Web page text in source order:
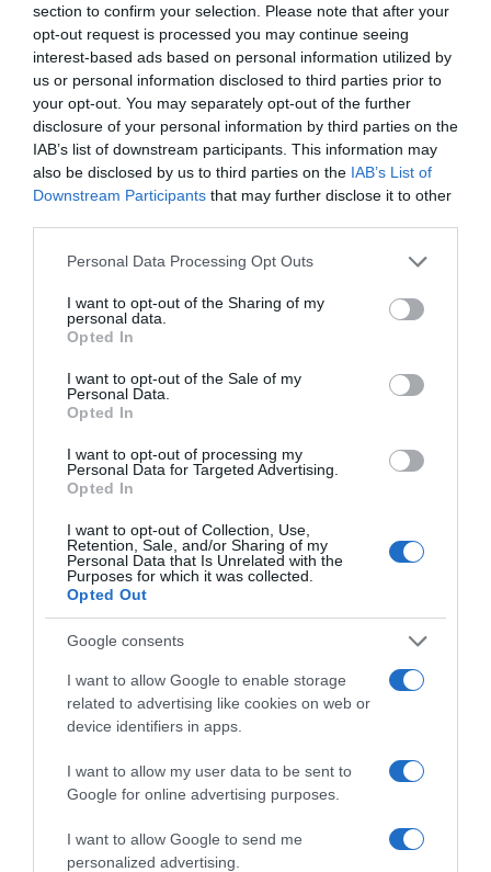
section to confirm your selection. Please note that after your
opt-out request is processed you may continue seeing
interest-based ads based on personal information utilized by
us or personal information disclosed to third parties prior to
your opt-out. You may separately opt-out of the further
disclosure of your personal information by third parties on the
IAB’s list of downstream participants. This information may
also be disclosed by us to third parties on the IAB’s List of
Downstream Participants that may further disclose it to other
Please note that this website/app uses one or more Google
not limited to your visit or usage behaviour. You may click to
grant or deny consent to Google and its third-party tags to
use your data for below specified purposes in below Google
consent section.
Personal Data Processing Opt Outs
I want to opt-out of the Sharing of my
personal data.
Opted In
I want to opt-out of the Sale of my
Personal Data.
Opted In
I want to opt-out of processing my
Personal Data for Targeted Advertising.
Opted In
I want to opt-out of Collection, Use,
Retention, Sale, and/or Sharing of my
Personal Data that Is Unrelated with the
Purposes for which it was collected.
Opted Out
Google consents
I want to allow Google to enable storage
related to advertising like cookies on web or
device identifiers in apps.
I want to allow my user data to be sent to
Google for online advertising purposes.
I want to allow Google to send me
personalized advertising.
ΗΠΑ ΙΡΑΝ ΝΤΟΝΑΛΝΤ ΤΡΑΜΠ
ΔΙΑΦΗΜΙΣΗ
ΣΧΟΛΙΑ